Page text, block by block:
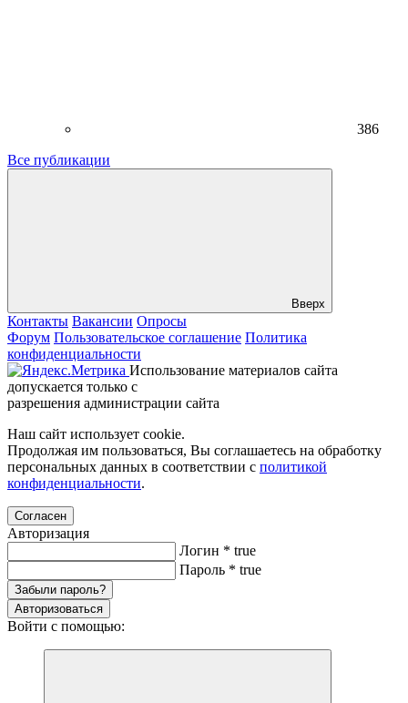
386
Все публикации
Вверх
Контакты Вакансии Опросы
Форум Пользовательское соглашение Политика
конфиденциальности
Использование материалов сайта
допускается только с
разрешения администрации сайта
Наш сайт использует cookie.
Продолжая им пользоваться, Вы соглашаетесь на обработку
персональных данных в соответствии с политикой
конфиденциальности.
Согласен
Авторизация
Логин * true
Пароль * true
Забыли пароль?
Авторизоваться
Войти с помощью: